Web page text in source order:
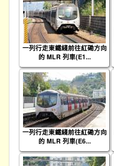
一列行走東鐵綫前往紅磡方向
的 MLR 列車(E1...
一列行走東鐵綫前往紅磡方向
的 MLR 列車(E6...